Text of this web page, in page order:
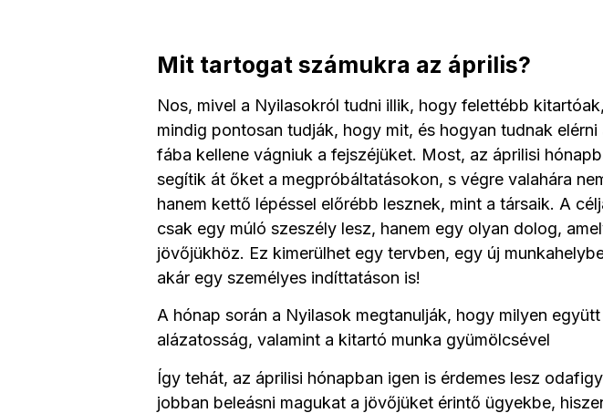
Mit tartogat számukra az április?
Nos, mivel a Nyilasokról tudni illik, hogy felettébb
mindig pontosan tudják, hogy mit, és hogyan tudnak
fába kellene vágniuk a fejszéjüket. Most, az áprilisi
segítik át őket a megpróbáltatásokon, s végre valahára
hanem kettő lépéssel előrébb lesznek, mint a társaik. A
csak egy múló szeszély lesz, hanem egy olyan dolog,
jövőjükhöz. Ez kimerülhet egy tervben, egy új
akár egy személyes indíttatáson is!
A hónap során a Nyilasok megtanulják, hogy milyen
alázatosság, valamint a kitartó munka gyümölcsével
Így tehát, az áprilisi hónapban igen is érdemes lesz
jobban beleásni magukat a jövőjüket érintő ügyekbe,